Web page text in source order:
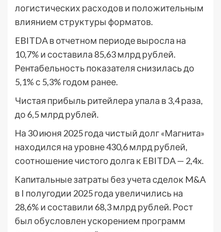
логистических расходов и положительным
влиянием структуры форматов.
EBITDA в отчетном периоде выросла на
10,7% и составила 85,63 млрд рублей.
Рентабельность показателя снизилась до
5,1% с 5,3% годом ранее.
Чистая прибыль ритейлера упала в 3,4 раза,
до 6,5 млрд рублей.
На 30 июня 2025 года чистый долг «Магнита»
находился на уровне 430,6 млрд рублей,
соотношение чистого долга к EBITDA — 2,4x.
Капитальные затраты без учета сделок M&A
в I полугодии 2025 года увеличились на
28,6% и составили 68,3 млрд рублей. Рост
был обусловлен ускорением программ